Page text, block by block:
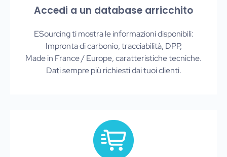
Accedi a un database arricchito
ESourcing ti mostra le informazioni disponibili:
Impronta di carbonio, tracciabilità, DPP,
Made in France / Europe, caratteristiche tecniche.
Dati sempre più richiesti dai tuoi clienti.